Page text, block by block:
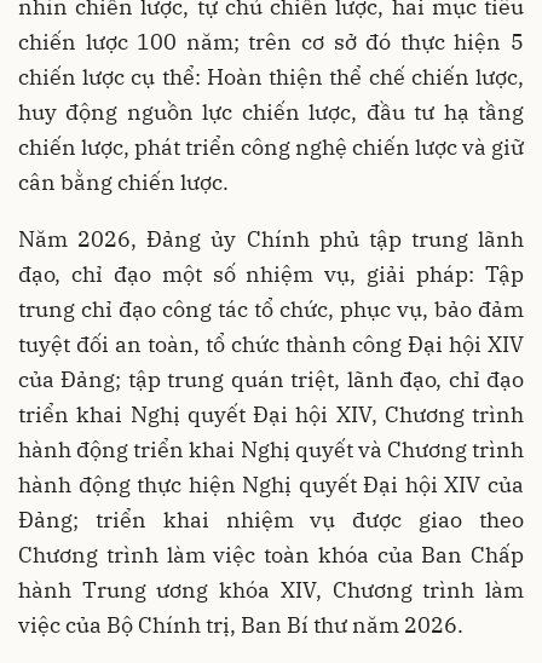
nhìn chiến lược, tự chủ chiến lược, hai mục tiêu
chiến lược 100 năm; trên cơ sở đó thực hiện 5
chiến lược cụ thể: Hoàn thiện thể chế chiến lược,
huy động nguồn lực chiến lược, đầu tư hạ tầng
chiến lược, phát triển công nghệ chiến lược và giữ
cân bằng chiến lược.
Năm 2026, Đảng ủy Chính phủ tập trung lãnh
đạo, chỉ đạo một số nhiệm vụ, giải pháp: Tập
trung chỉ đạo công tác tổ chức, phục vụ, bảo đảm
tuyệt đối an toàn, tổ chức thành công Đại hội XIV
của Đảng; tập trung quán triệt, lãnh đạo, chỉ đạo
triển khai Nghị quyết Đại hội XIV, Chương trình
hành động triển khai Nghị quyết và Chương trình
hành động thực hiện Nghị quyết Đại hội XIV của
Đảng; triển khai nhiệm vụ được giao theo
Chương trình làm việc toàn khóa của Ban Chấp
hành Trung ương khóa XIV, Chương trình làm
việc của Bộ Chính trị, Ban Bí thư năm 2026.